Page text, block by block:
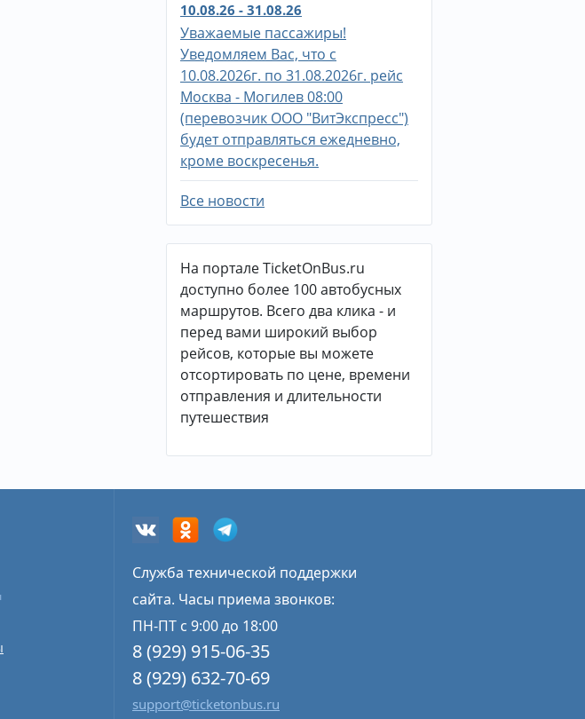
10.08.26 - 31.08.26
Уважаемые пассажиры!
Уведомляем Вас, что с
10.08.2026г. по 31.08.2026г. рейс
Москва - Могилев 08:00
(перевозчик ООО "ВитЭкспресс")
будет отправляться ежедневно,
кроме воскресенья.
Все новости
На портале TicketOnBus.ru
доступно более 100 автобусных
маршрутов. Всего два клика - и
перед вами широкий выбор
рейсов, которые вы можете
отсортировать по цене, времени
отправления и длительности
путешествия
Служба технической поддержки
сайта. Часы приема звонков:
ПН-ПТ с 9:00 до 18:00
8 (929) 915-06-35
8 (929) 632-70-69
support@ticketonbus.ru